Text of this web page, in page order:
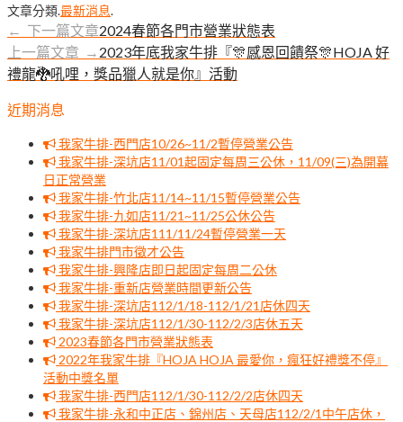
文章分類.最新消息.
← 下一篇文章2024春節各門市營業狀態表
上一篇文章 → 2023年底我家牛排『🎊感恩回饋祭🎊HOJA 好
禮龍🐉吼哩，獎品獵人就是你』活動
近期消息
我家牛排-西門店10/26~11/2暫停營業公告
我家牛排-深坑店11/01起固定每周三公休，11/09(三)為開幕
日正常營業
我家牛排-竹北店11/14~11/15暫停營業公告
我家牛排-九如店11/21~11/25公休公告
我家牛排-深坑店111/11/24暫停營業一天
我家牛排門市徵才公告
我家牛排-興隆店即日起固定每周二公休
我家牛排-重新店營業時間更新公告
我家牛排-深坑店112/1/18-112/1/21店休四天
我家牛排-深坑店112/1/30-112/2/3店休五天
2023春節各門市營業狀態表
2022年我家牛排『HOJA HOJA 最愛你，瘋狂好禮獎不停』
活動中獎名單
我家牛排-西門店112/1/30-112/2/2店休四天
我家牛排-永和中正店、錦州店、天母店112/2/1中午店休，